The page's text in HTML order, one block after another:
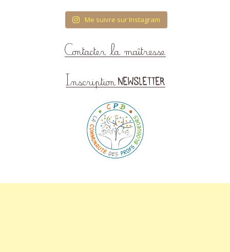
Me suivre sur Instagram